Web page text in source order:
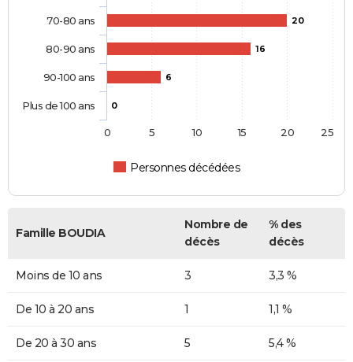
20
16
6
0
Personnes décédées
70-80 ans
80-90 ans
90-100 ans
Plus de 100 ans
0 5 10 15 20 25
Famille BOUDIA
Nombre de
décès
% des
décès
Moins de 10 ans 3 3,3 %
De 10 à 20 ans 1 1,1 %
De 20 à 30 ans 5 5,4 %